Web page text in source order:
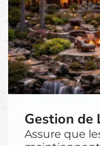
Gestion de
Assure que